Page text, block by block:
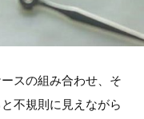
スの組み合わせ、そ
不規則に見えながら